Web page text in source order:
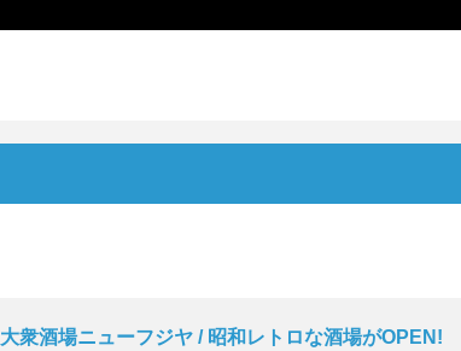
大衆酒場ニューフジヤ / 昭和レトロな酒場がOPEN!